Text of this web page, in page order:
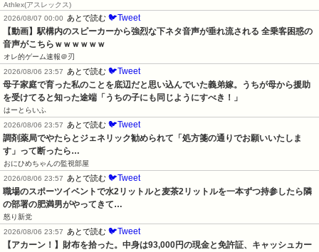
Athlex(アスレックス)
2026/08/07 00:00 あとで読む 🐦Tweet
【動画】駅構内のスピーカーから強烈な下ネタ音声が垂れ流される 全乗客困惑の
音声がこちらｗｗｗｗｗｗ
オレ的ゲーム速報＠刃
2026/08/06 23:57 あとで読む 🐦Tweet
母子家庭で育った私のことを底辺だと思い込んでいた義弟嫁。うちが母から援助
を受けてると知った途端「うちの子にも同じようにすべき！」
はーとらいふ
2026/08/06 23:57 あとで読む 🐦Tweet
調剤薬局でやたらとジェネリック勧められて「処方箋の通りでお願いいたしま
す」って断ったら…
おにひめちゃんの監視部屋
2026/08/06 23:57 あとで読む 🐦Tweet
職場のスポーツイベントで水2リットルと麦茶2リットルを一本ずつ持参したら隣
の部署の肥満男がやってきて…
怒り新党
2026/08/06 23:57 あとで読む 🐦Tweet
【アカーン！】財布を拾った。中身は93,000円の現金と免許証、キャッシュカー